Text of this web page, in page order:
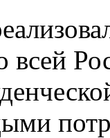
всей